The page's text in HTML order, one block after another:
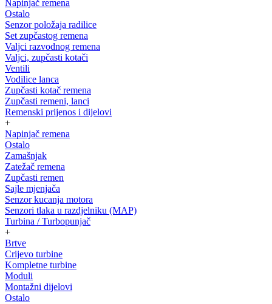
Napinjač remena
Ostalo
Senzor položaja radilice
Set zupčastog remena
Valjci razvodnog remena
Valjci, zupčasti kotači
Ventili
Vodilice lanca
Zupčasti kotač remena
Zupčasti remeni, lanci
Remenski prijenos i dijelovi
+
Napinjač remena
Ostalo
Zamašnjak
Zatežač remena
Zupčasti remen
Sajle mjenjača
Senzor kucanja motora
Senzori tlaka u razdjelniku (MAP)
Turbina / Turbopunjač
+
Brtve
Crijevo turbine
Kompletne turbine
Moduli
Montažni dijelovi
Ostalo